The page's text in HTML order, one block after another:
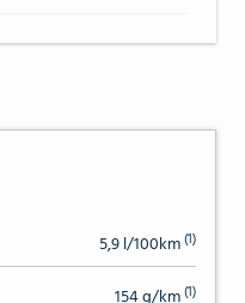
5,9 l/100km(1)
(1)